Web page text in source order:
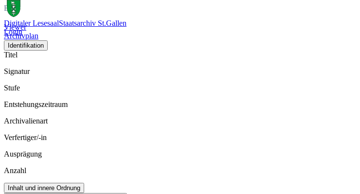
Digitaler LesesaalStaatsarchiv St.Gallen
Login
Bild
Viewer
Archivplan
Identifikation
Titel
Signatur
Stufe
Entstehungszeitraum
Archivalienart
Verfertiger/-in
Ausprägung
Anzahl
Inhalt und innere Ordnung